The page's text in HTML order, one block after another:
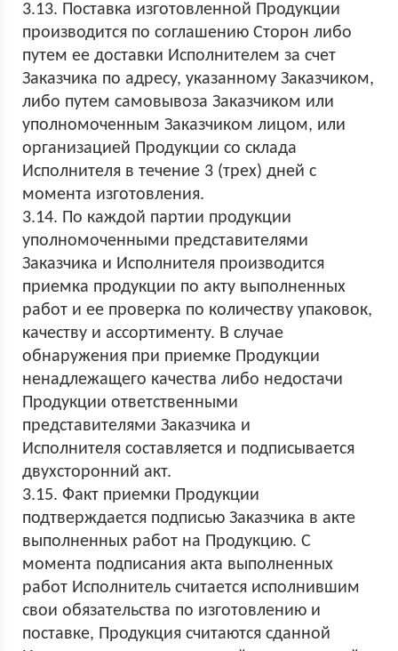
3.13. Поставка изготовленной Продукции
производится по соглашению Сторон либо
путем ее доставки Исполнителем за счет
Заказчика по адресу, указанному Заказчиком,
либо путем самовывоза Заказчиком или
уполномоченным Заказчиком лицом, или
организацией Продукции со склада
Исполнителя в течение 3 (трех) дней с
момента изготовления.
3.14. По каждой партии продукции
уполномоченными представителями
Заказчика и Исполнителя производится
приемка продукции по акту выполненных
работ и ее проверка по количеству упаковок,
качеству и ассортименту. В случае
обнаружения при приемке Продукции
ненадлежащего качества либо недостачи
Продукции ответственными
представителями Заказчика и
Исполнителя составляется и подписывается
двухсторонний акт.
3.15. Факт приемки Продукции
подтверждается подписью Заказчика в акте
выполненных работ на Продукцию. С
момента подписания акта выполненных
работ Исполнитель считается исполнившим
свои обязательства по изготовлению и
поставке, Продукция считаются сданной